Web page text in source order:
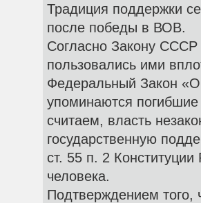
Традиция поддержки
после победы в ВОВ.
Согласно Закону СССР
пользовались ими
Федеральный Закон «О
упоминаются
считаем, власть
государственную
ст. 55 п. 2
человека.
Подтверждением того,